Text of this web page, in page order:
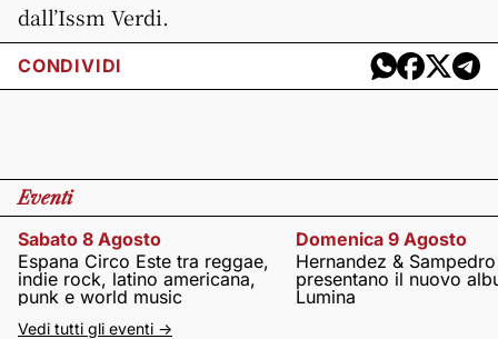
dall’Issm Verdi.
CONDIVIDI
Eventi
Sabato 8 Agosto
Espana Circo Este tra reggae,
indie rock, latino americana,
punk e world music
Domenica 9 Agosto
Hernandez & Sampedro
presentano il nuovo
Lumina
Vedi tutti gli eventi ->